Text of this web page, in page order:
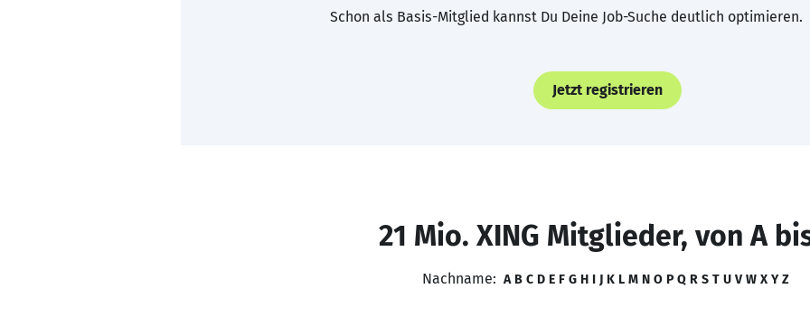
Schon als Basis-Mitglied kannst Du Deine Job-Suche deutlich optimieren.
Jetzt registrieren
21 Mio. XING Mitglieder, von A
Nachname: A B C D E F G H I J K L M N O P Q R S T U V W X Y Z